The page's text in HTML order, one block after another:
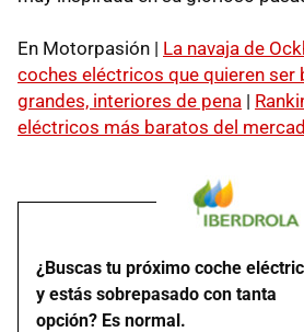
En Motorpasión | La navaja de
coches eléctricos que quieren ser
grandes, interiores de pena |
eléctricos más baratos del
¿Buscas tu próximo coche
y estás sobrepasado con tanta
opción? Es normal.